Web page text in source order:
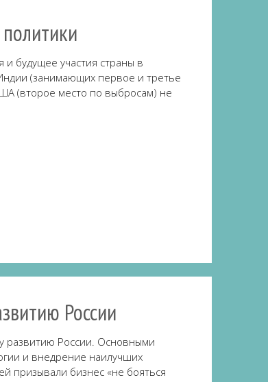
и будущее участия страны в
(занимающих первое и третье
(второе место по выбросам) не
России
развитию России. Основными
и внедрение наилучших
призывали бизнес «не бояться